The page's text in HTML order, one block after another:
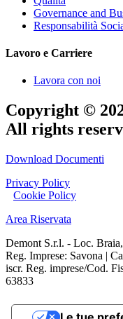
Governance and
Responsabilità
Lavoro e Carriere
Lavora con noi
Copyright ©
All rights
Download Documenti
Privacy Policy
Cookie Policy
Area Riservata
Demont S.r.l. - Loc.
Reg. Imprese: Savona |
iscr. Reg. imprese/Cod.
63833